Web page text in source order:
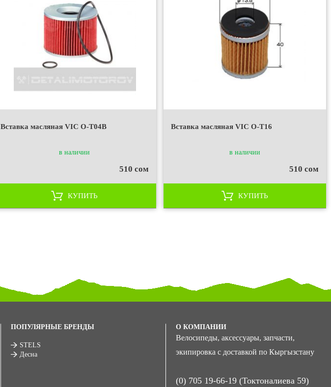
Вставка масляная VIC O-T04B
в наличии
510 сом
КУПИТЬ
Вставка масляная VIC O-T16
в наличии
510 сом
КУПИТЬ
ПОПУЛЯРНЫЕ БРЕНДЫ
STELS
Десна
О КОМПАНИИ
Велосипеды, аксессуары, запчасти,
экипировка с доставкой по Кыргызстану
(0) 705 19-66-19 (Токтоналиева 59)